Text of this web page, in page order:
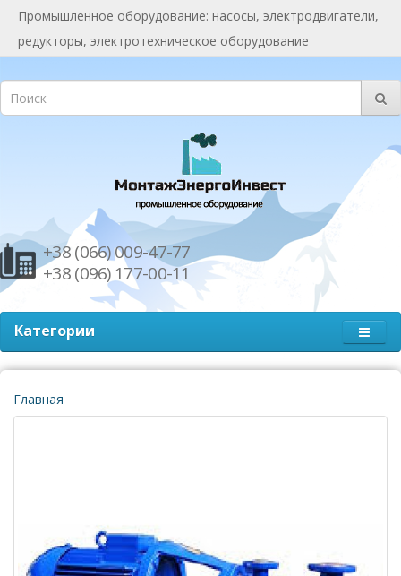
Промышленное оборудование: насосы, электродвигатели,
редукторы, электротехническое оборудование
+38 (066) 009-47-77
+38 (096) 177-00-11
Категории
Главная